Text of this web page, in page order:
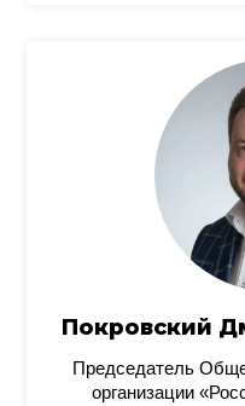
Покровский
Председатель
организации